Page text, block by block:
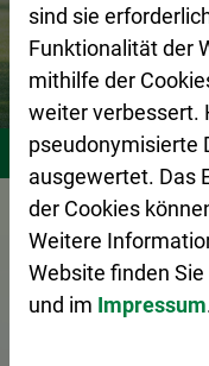
Stadtleben
Vorlesen
sind sie
Funktionalität der
mithilfe der
weiter verbessert.
pseudonymisierte
ausgewertet. Das
der Cookies
Weitere
Website finden Sie
und im Impressum